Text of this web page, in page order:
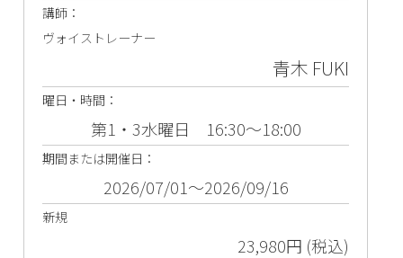
講師：
ヴォイストレーナー
青木 FUKI
曜日・時間：
第1・3水曜日 16:30～18:00
期間または開催日：
2026/07/01～2026/09/16
新規
23,980円 (税込)